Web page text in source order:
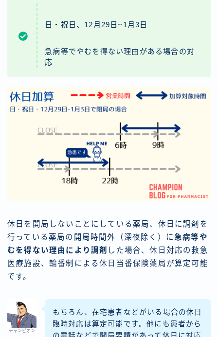
日・祝日、12月29日~1月3日
急病等でやむを得ない理由がある場合の対
応
休日を開局しないことにしている薬局、休日に調剤を
行っている薬局の開局時間外（深夜除く）に急病等や
むを得ない理由により調剤 した場合、休日対応の救急
医療施設、輪番制による休日当番保険薬局が算定可能
です。
チャンピオン
もちろん、在宅患者などがいる場合の休日
臨時対応は算定可能です。他にも患者から